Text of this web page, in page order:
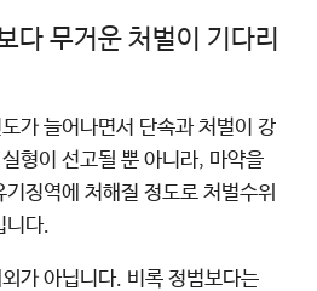
다 무거운 처벌이 기다리
가 늘어나면서 단속과 처벌이 강
형이 선고될 뿐 아니라, 마약을
징역에 처해질 정도로 처벌수위
니다.
가 아닙니다. 비록 정범보다는